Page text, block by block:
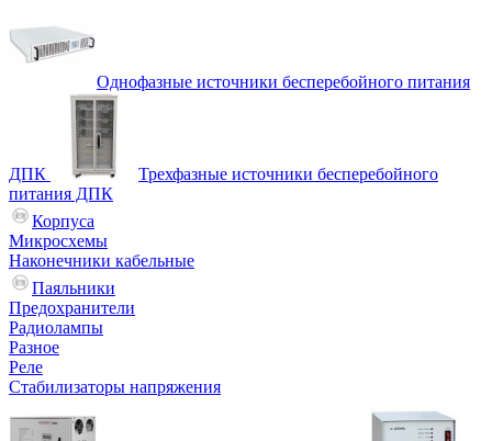
Однофазные источники бесперебойного питания
ДПК
Трехфазные источники бесперебойного
питания ДПК
Корпуса
Микросхемы
Наконечники кабельные
Паяльники
Предохранители
Радиолампы
Разное
Реле
Стабилизаторы напряжения